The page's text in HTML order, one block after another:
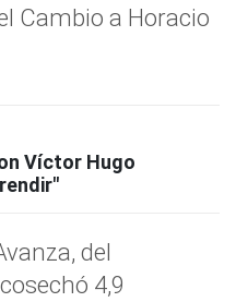
Cambio a Horacio
Víctor Hugo
del
4,9